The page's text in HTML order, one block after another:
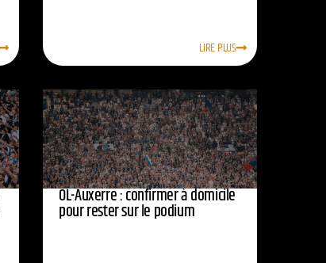
LIRE PLUS
OL-Auxerre : confirmer à domicile
pour rester sur le podium